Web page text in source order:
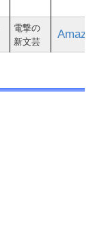
電撃の
新文芸
Amazon